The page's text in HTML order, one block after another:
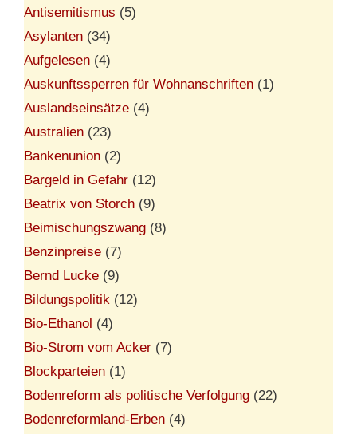
Antisemitismus (5)
Asylanten (34)
Aufgelesen (4)
Auskunftssperren für Wohnanschriften (1)
Auslandseinsätze (4)
Australien (23)
Bankenunion (2)
Bargeld in Gefahr (12)
Beatrix von Storch (9)
Beimischungszwang (8)
Benzinpreise (7)
Bernd Lucke (9)
Bildungspolitik (12)
Bio-Ethanol (4)
Bio-Strom vom Acker (7)
Blockparteien (1)
Bodenreform als politische Verfolgung (22)
Bodenreformland-Erben (4)